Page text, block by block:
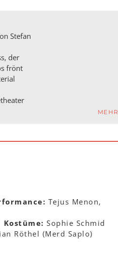
Stefan
der
frönt
MEHR
Tejus Menon,
Kostüme: Sophie Schmid
Röthel (Merd Saplo)